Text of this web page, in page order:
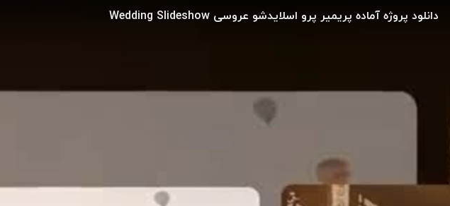
دانلود پروژه آماده پریمیر پرو اسلایدشو عروسی Wedding Slideshow